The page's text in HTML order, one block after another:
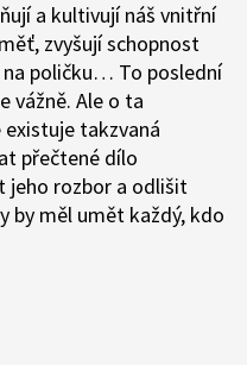
a kultivují náš vnitřní
zvyšují schopnost
poličku… To poslední
vážně. Ale o ta
takzvaná
přečtené dílo
jeho rozbor a odlišit
by měl umět každý, kdo